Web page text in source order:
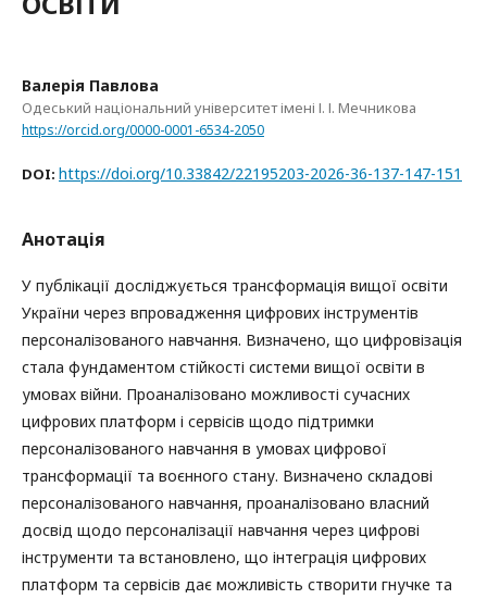
Валерія Павлова
Одеський національний університет імені І. І. Мечникова
https://orcid.org/0000-0001-6534-2050
DOI: https://doi.org/10.33842/22195203-2026-36-137-147-151
Анотація
У публікації досліджується трансформація вищої освіти
України через впровадження цифрових інструментів
персоналізованого навчання. Визначено, що цифровізація
стала фундаментом стійкості системи вищої освіти в
умовах війни. Проаналізовано можливості сучасних
цифрових платформ і сервісів щодо підтримки
персоналізованого навчання в умовах цифрової
трансформації та воєнного стану. Визначено складові
персоналізованого навчання, проаналізовано власний
досвід щодо персоналізації навчання через цифрові
інструменти та встановлено, що інтеграція цифрових
платформ та сервісів дає можливість створити гнучке та